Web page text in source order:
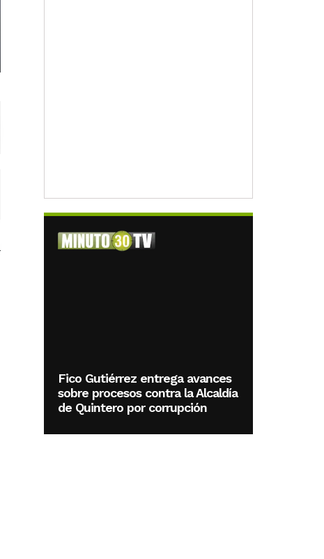
Fico Gutiérrez entrega avances
sobre procesos contra la Alcaldía
de Quintero por corrupción